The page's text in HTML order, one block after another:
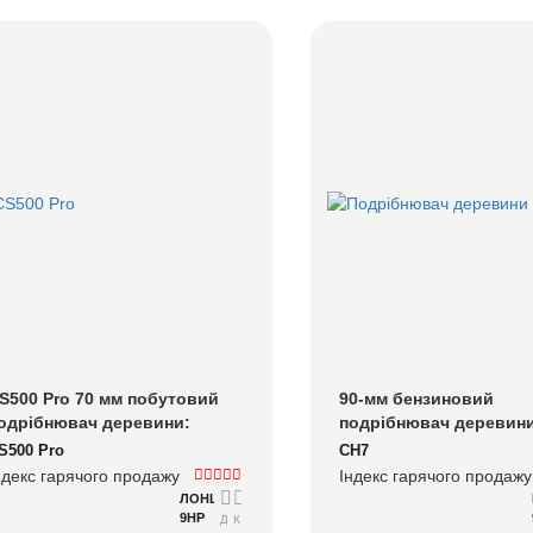
Pro 70 мм побутовий
деревини:
портативний,
для зручного
Pro
гарячого продажу
ЛОНЦІН
9HP
Детальний
90-мм бензиновий
подрібнювач
створений для
домовласників, хобі-
справжньої обробки
CH7
Індекс гарячого продажу